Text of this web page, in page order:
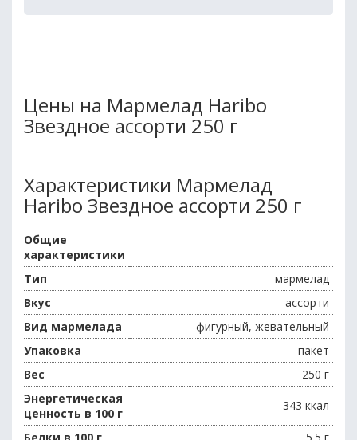
Цены на Мармелад Haribo
Звездное ассорти 250 г
Характеристики Мармелад
Haribo Звездное ассорти 250 г
Общие
характеристики
Тип
мармелад
Вкус
ассорти
Вид мармелада
фигурный, жевательный
Упаковка
пакет
Вес
250 г
Энергетическая
ценность в 100 г
343 ккал